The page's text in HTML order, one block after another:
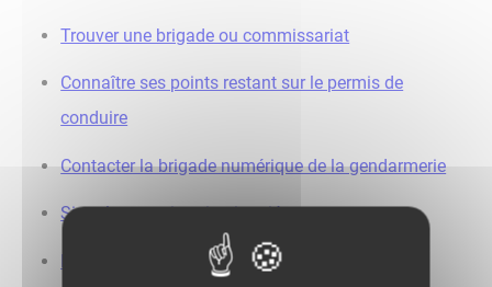
Trouver une brigade ou commissariat
Connaître ses points restant sur le permis de
conduire
Contacter la brigade numérique de la gendarmerie
Signaler une situation inquiétante
Prendre un rendez-vous en ligne